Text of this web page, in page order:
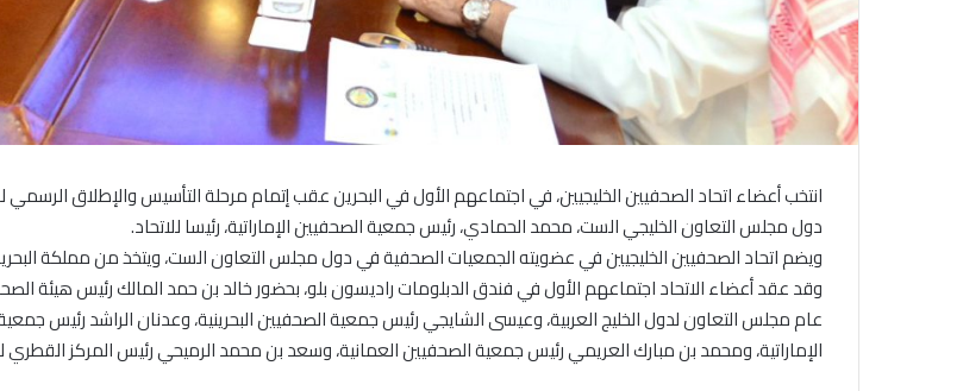
انتخب أعضاء اتحاد الصحفيين الخليجيين، في اجتماعهم الأول في البحرين عقب إتمام مرحلة التأسيس والإطلاق
دول مجلس التعاون الخليجي الست، محمد الحمادي، رئيس جمعية الصحفيين الإماراتية، رئيسا للاتحاد.
ويضم اتحاد الصحفيين الخليجيين في عضويته الجمعيات الصحفية في دول مجلس التعاون الست، ويتخذ من مملكة
وقد عقد أعضاء الاتحاد اجتماعهم الأول في فندق الدبلومات راديسون بلو، بحضور خالد بن حمد المالك رئيس هيئة
عام مجلس التعاون لدول الخليج العربية، وعيسى الشايجي رئيس جمعية الصحفيين البحرينية، وعدنان الراشد رئيس
الإماراتية، ومحمد بن مبارك العريمي رئيس جمعية الصحفيين العمانية، وسعد بن محمد الرميحي رئيس المركز القطري